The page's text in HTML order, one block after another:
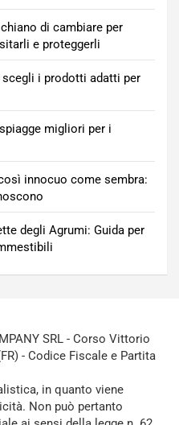
di cambiare per
e proteggerli
scegli i prodotti adatti per
migliori per i
innocuo come sembra:
degli Agrumi: Guida per
SRL - Corso Vittorio
- Codice Fiscale e Partita
in quanto viene
Non può pertanto